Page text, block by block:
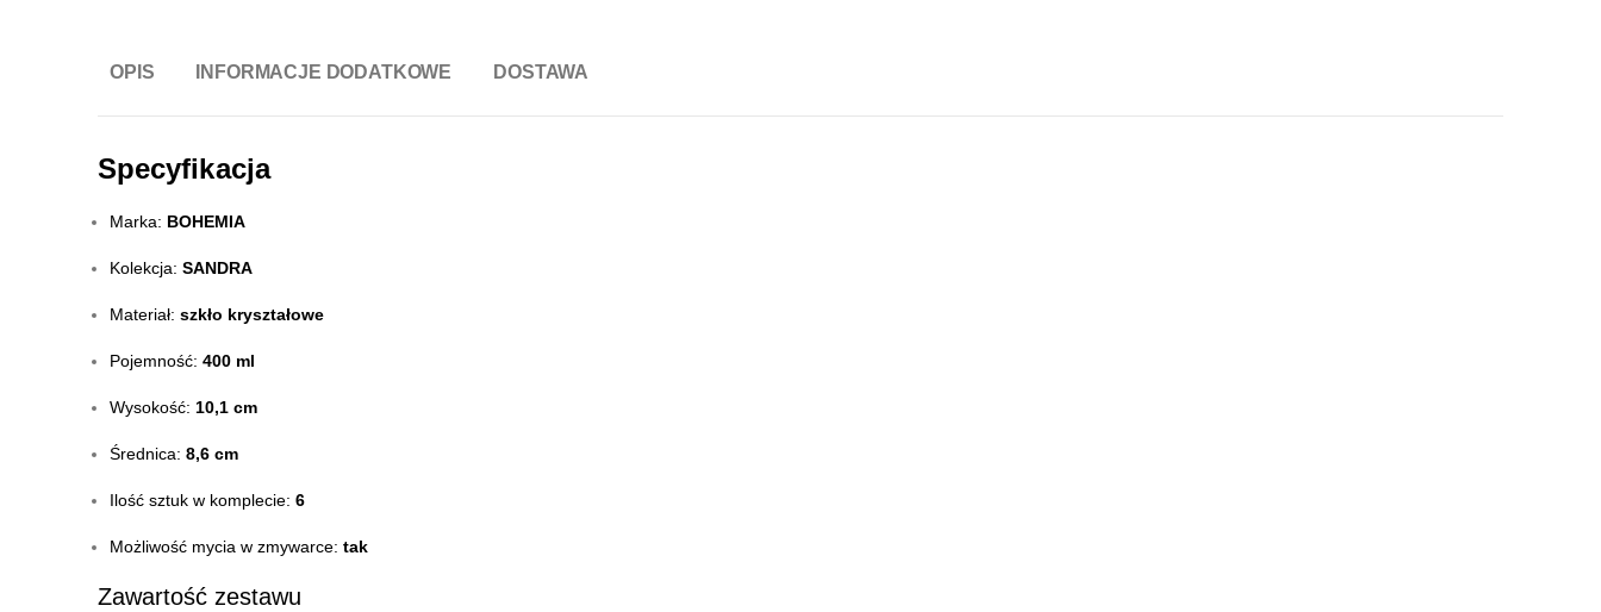
OPIS INFORMACJE DODATKOWE DOSTAWA
Specyfikacja
Marka: BOHEMIA
Kolekcja: SANDRA
Materiał: szkło kryształowe
Pojemność: 400 ml
Wysokość: 10,1 cm
Średnica: 8,6 cm
Ilość sztuk w komplecie: 6
Możliwość mycia w zmywarce: tak
Zawartość zestawu